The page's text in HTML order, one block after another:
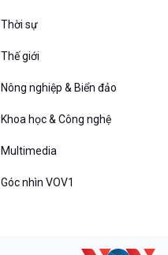
Thời sự
Thế giới
Nông nghiệp & Biển đảo
Khoa học & Công nghệ
Multimedia
Góc nhìn VOV1